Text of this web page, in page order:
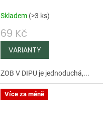
Skladem (>3 ks)
69 Kč
ZOB V DIPU je jednoduchá,...
Více za méně